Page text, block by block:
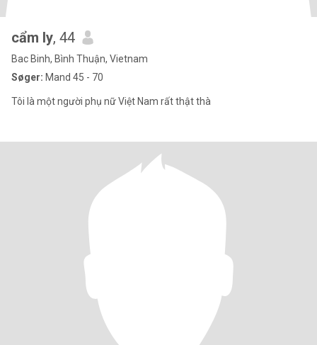
cẩm ly, 44
Bac Binh, Bình Thuận, Vietnam
Søger: Mand 45 - 70
Tôi là một người phụ nữ Việt Nam rất thật thà